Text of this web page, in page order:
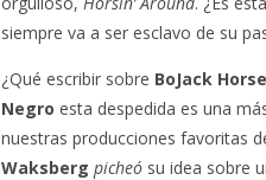
siempre va a ser esclavo de su
¿Qué escribir sobre BoJack
Negro esta despedida es una
nuestras producciones favoritas
Waksberg picheó su idea sobre